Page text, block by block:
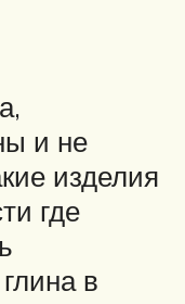
и не
изделия
где
в